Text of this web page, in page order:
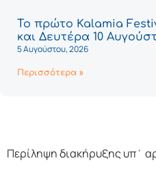
Το πρώτο Kalamia
και Δευτέρα 10
5 Αυγούστου, 2026
Περισσότερα »
Περίληψη διακήρυξης υπ΄